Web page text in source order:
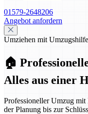
01579-2648206
Angebot anfordern
Umziehen mit
🏠
Alles aus einer
Professioneller Umzug
der Planung bis zur